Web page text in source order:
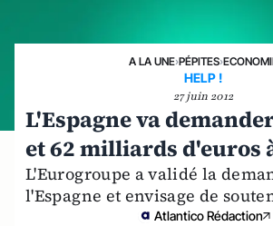
A LA UNE›PÉPITES›
HELP !
27 juin 2012
L'Espagne va
et 62 milliards d'euros
L'Eurogroupe a validé la
l'Espagne et envisage de
Atlantico Rédaction